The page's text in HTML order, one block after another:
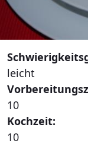
leicht
10
Kochzeit:
10